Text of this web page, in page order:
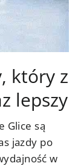
który z
lepszy
Glice są
jazdy po
w